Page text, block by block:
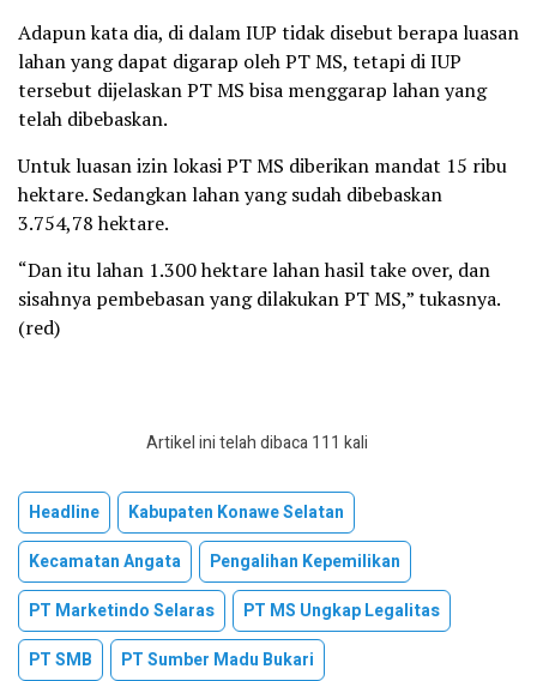
Adapun kata dia, di dalam IUP tidak disebut berapa luasan
lahan yang dapat digarap oleh PT MS, tetapi di IUP
tersebut dijelaskan PT MS bisa menggarap lahan yang
telah dibebaskan.
Untuk luasan izin lokasi PT MS diberikan mandat 15 ribu
hektare. Sedangkan lahan yang sudah dibebaskan
3.754,78 hektare.
“Dan itu lahan 1.300 hektare lahan hasil take over, dan
sisahnya pembebasan yang dilakukan PT MS,” tukasnya.
(red)
Artikel ini telah dibaca 111 kali
Headline
Kabupaten Konawe Selatan
Kecamatan Angata
Pengalihan Kepemilikan
PT Marketindo Selaras
PT MS Ungkap Legalitas
PT SMB
PT Sumber Madu Bukari